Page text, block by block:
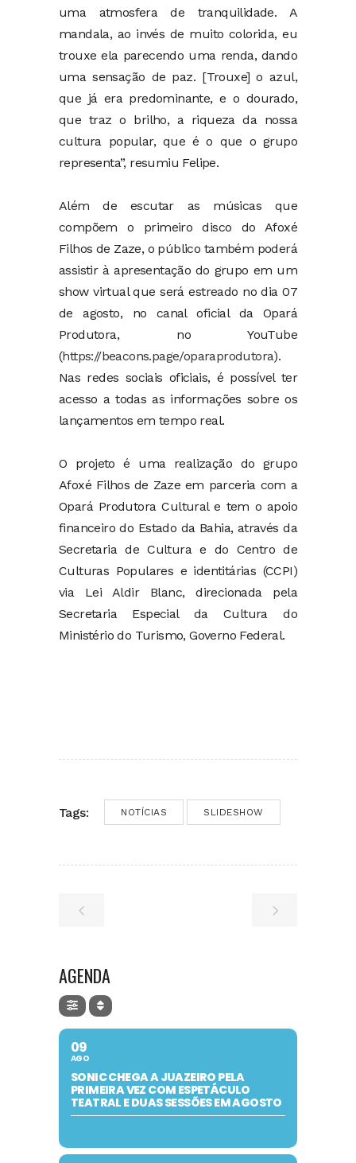
uma atmosfera de tranquilidade. A
mandala, ao invés de muito colorida, eu
trouxe ela parecendo uma renda, dando
uma sensação de paz. [Trouxe] o azul,
que já era predominante, e o dourado,
que traz o brilho, a riqueza da nossa
cultura popular, que é o que o grupo
representa”, resumiu Felipe.
Além de escutar as músicas que
compõem o primeiro disco do Afoxé
Filhos de Zaze, o público também poderá
assistir à apresentação do grupo em um
show virtual que será estreado no dia 07
de agosto, no canal oficial da Opará
Produtora, no YouTube
(https://beacons.page/oparaprodutora).
Nas redes sociais oficiais, é possível ter
acesso a todas as informações sobre os
lançamentos em tempo real.
O projeto é uma realização do grupo
Afoxé Filhos de Zaze em parceria com a
Opará Produtora Cultural e tem o apoio
financeiro do Estado da Bahia, através da
Secretaria de Cultura e do Centro de
Culturas Populares e identitárias (CCPI)
via Lei Aldir Blanc, direcionada pela
Secretaria Especial da Cultura do
Ministério do Turismo, Governo Federal.
Tags: NOTÍCIAS SLIDESHOW
AGENDA
09
AGO
SONIC CHEGA A JUAZEIRO PELA
PRIMEIRA VEZ COM ESPETÁCULO
TEATRAL E DUAS SESSÕES EM AGOSTO